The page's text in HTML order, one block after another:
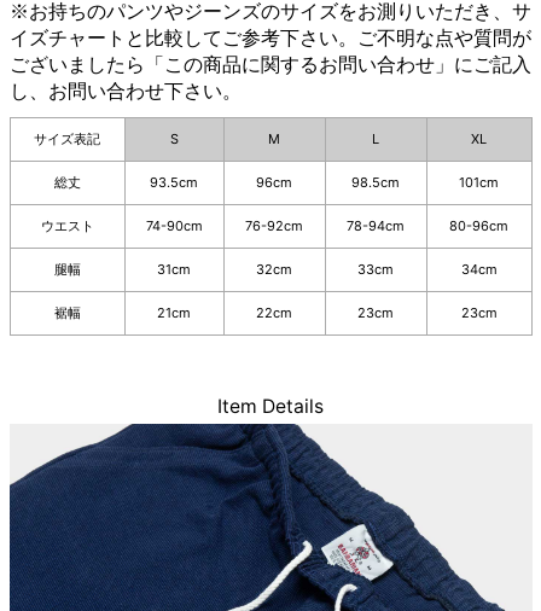
※お持ちのパンツやジーンズのサイズをお測りいただき、サ
イズチャートと比較してご参考下さい。ご不明な点や質問が
ございましたら「この商品に関するお問い合わせ」にご記入
し、お問い合わせ下さい。
サイズ表記 S M L XL
総丈 93.5cm 96cm 98.5cm 101cm
ウエスト 74-90cm 76-92cm 78-94cm 80-96cm
腿幅 31cm 32cm 33cm 34cm
裾幅 21cm 22cm 23cm 23cm
Item Details